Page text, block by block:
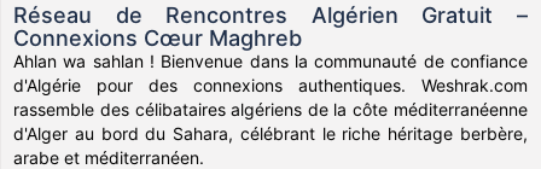
Réseau de Rencontres Algérien Gratuit –
Connexions Cœur Maghreb
Ahlan wa sahlan ! Bienvenue dans la communauté de confiance
d'Algérie pour des connexions authentiques. Weshrak.com
rassemble des célibataires algériens de la côte méditerranéenne
d'Alger au bord du Sahara, célébrant le riche héritage berbère,
arabe et méditerranéen.